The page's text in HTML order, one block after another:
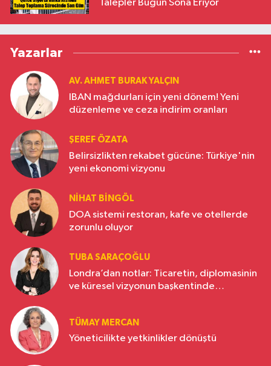
Talepler Bugün Sona Eriyor
Yazarlar
AV. AHMET BURAK YALÇIN
IBAN mağdurları için yeni dönem! Yeni
düzenleme ve ceza indirim oranları
ŞEREF ÖZATA
Belirsizlikten rekabet gücüne: Türkiye'nin
yeni ekonomi vizyonu
NIHAT BINGÖL
DOA sistemi restoran, kafe ve otellerde
zorunlu oluyor
TUBA SARAÇOĞLU
Londra’dan notlar: Ticaretin, diplomasinin
ve küresel vizyonun başkentinde
TÜMAY MERCAN
Yöneticilikte yetkinlikler dönüştü